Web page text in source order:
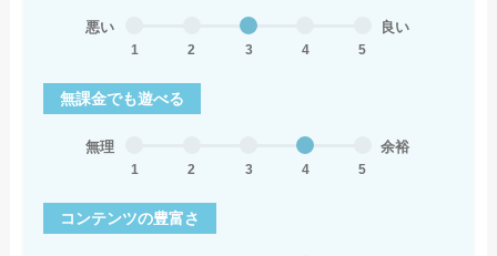
悪い
1 2 3 4 5
良い
無課金でも遊べる
無理
1 2 3 4 5
余裕
コンテンツの豊富さ